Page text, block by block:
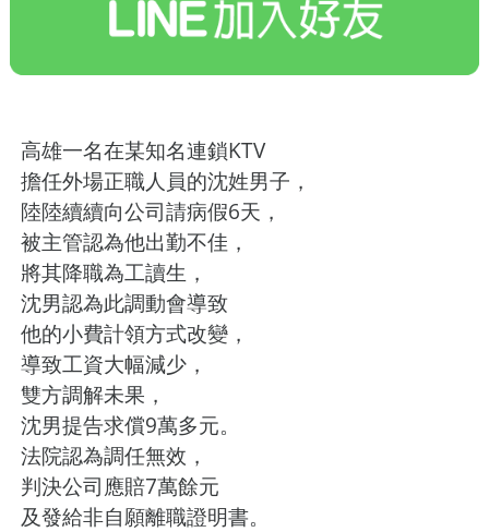
高雄一名在某知名連鎖KTV
擔任外場正職人員的沈姓男子，
陸陸續續向公司請病假6天，
被主管認為他出勤不佳，
將其降職為工讀生，
沈男認為此調動會導致
他的小費計領方式改變，
導致工資大幅減少，
雙方調解未果，
沈男提告求償9萬多元。
法院認為調任無效，
判決公司應賠7萬餘元
及發給非自願離職證明書。